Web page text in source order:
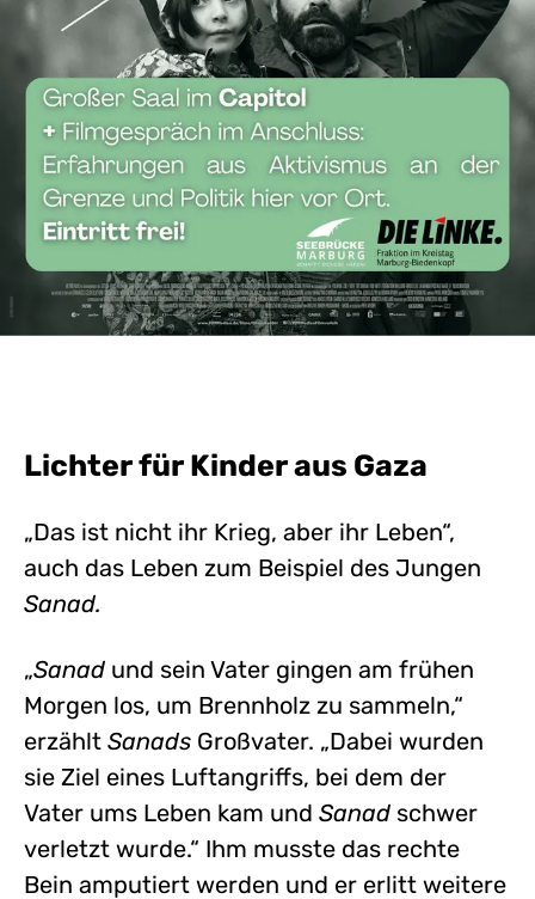
Lichter für Kinder aus Gaza
„Das ist nicht ihr Krieg, aber ihr Leben“,
auch das Leben zum Beispiel des Jungen
Sanad.
„Sanad und sein Vater gingen am frühen
Morgen los, um Brennholz zu sammeln,“
erzählt Sanads Großvater. „Dabei wurden
sie Ziel eines Luftangriffs, bei dem der
Vater ums Leben kam und Sanad schwer
verletzt wurde.“ Ihm musste das rechte
Bein amputiert werden und er erlitt weitere